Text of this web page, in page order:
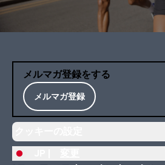
メルマガ登録をする
メルマガ登録